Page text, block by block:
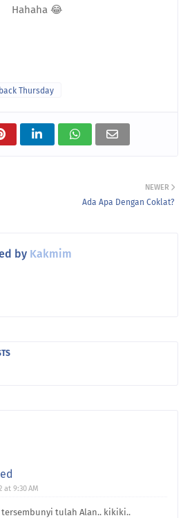
Hahaha 😂
Thursday
NEWER
Ada Apa Dengan Coklat?
by Kakmim
at 9:30 AM
tersembunyi tulah Alan.. kikiki..